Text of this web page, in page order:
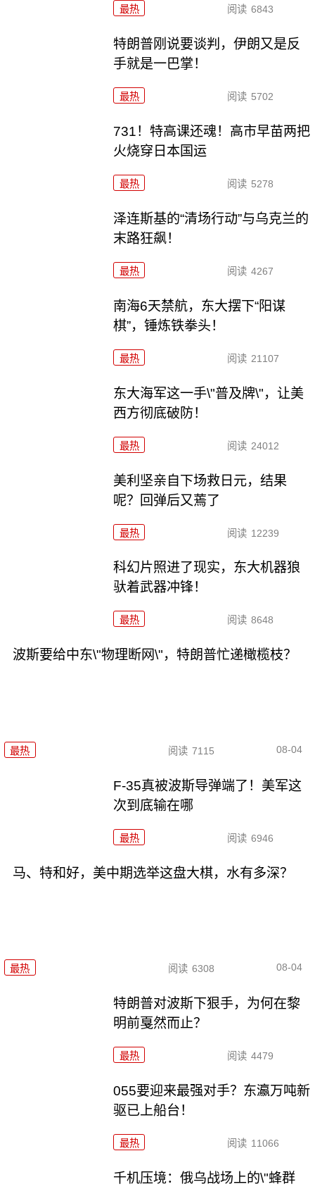
最热 阅读 6843
特朗普刚说要谈判，伊朗又是反
手就是一巴掌！
最热 阅读 5702
731！特高课还魂！高市早苗两把
火烧穿日本国运
最热 阅读 5278
泽连斯基的“清场行动”与乌克兰的
末路狂飙！
最热 阅读 4267
南海6天禁航，东大摆下“阳谋
棋”，锤炼铁拳头！
最热 阅读 21107
东大海军这一手\"普及牌\"，让美
西方彻底破防！
最热 阅读 24012
美利坚亲自下场救日元，结果
呢？回弹后又蔫了
最热 阅读 12239
科幻片照进了现实，东大机器狼
驮着武器冲锋！
最热 阅读 8648
波斯要给中东\"物理断网\"，特朗普忙递橄榄枝？
最热 阅读 7115 08-04
F-35真被波斯导弹端了！美军这
次到底输在哪
最热 阅读 6946
马、特和好，美中期选举这盘大棋，水有多深？
最热 阅读 6308 08-04
特朗普对波斯下狠手，为何在黎
明前戛然而止？
最热 阅读 4479
055要迎来最强对手？东瀛万吨新
驱已上船台！
最热 阅读 11066
千机压境：俄乌战场上的\"蜂群